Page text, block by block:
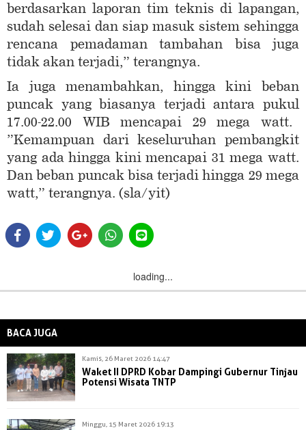
berdasarkan laporan tim teknis di lapangan,
sudah selesai dan siap masuk sistem sehingga
rencana pemadaman tambahan bisa juga
tidak akan terjadi,” terangnya.
Ia juga menambahkan, hingga kini beban
puncak yang biasanya terjadi antara pukul
17.00-22.00 WIB mencapai 29 mega watt.
”Kemampuan dari keseluruhan pembangkit
yang ada hingga kini mencapai 31 mega watt.
Dan beban puncak bisa terjadi hingga 29 mega
watt,” terangnya. (sla/yit)
loading...
BACA JUGA
Kamis, 26 Maret 2026 14:47
Waket II DPRD Kobar Dampingi Gubernur Tinjau
Potensi Wisata TNTP
Minggu, 15 Maret 2026 19:13